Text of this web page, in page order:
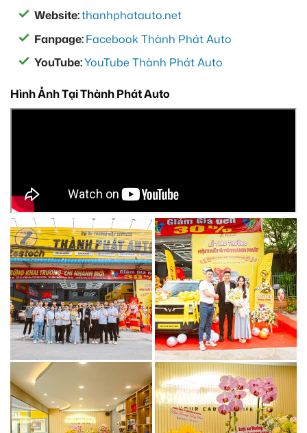
Website:thanhphatauto.net
Fanpage:Facebook Thành Phát Auto
YouTube:YouTube Thành Phát Auto
Hình Ảnh Tại Thành Phát Auto